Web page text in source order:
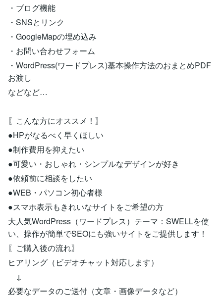
・ブログ機能
・SNSとリンク
・GoogleMapの埋め込み
・お問い合わせフォーム
・WordPress(ワードプレス)基本操作方法のおまとめPDF
お渡し
などなど…
〖こんな方にオススメ！〗
●HPがなるべく早くほしい
●制作費用を抑えたい
●可愛い・おしゃれ・シンプルなデザインが好き
●依頼前に相談をしたい
●WEB・パソコン初心者様
●スマホ表示もきれいなサイトをご希望の方
大人気WordPress（ワードプレス）テーマ：SWELLを使
い、操作が簡単でSEOにも強いサイトをご提供します！
〖ご購入後の流れ〗
ヒアリング（ビデオチャット対応します）
↓
必要なデータのご送付（文章・画像データなど）